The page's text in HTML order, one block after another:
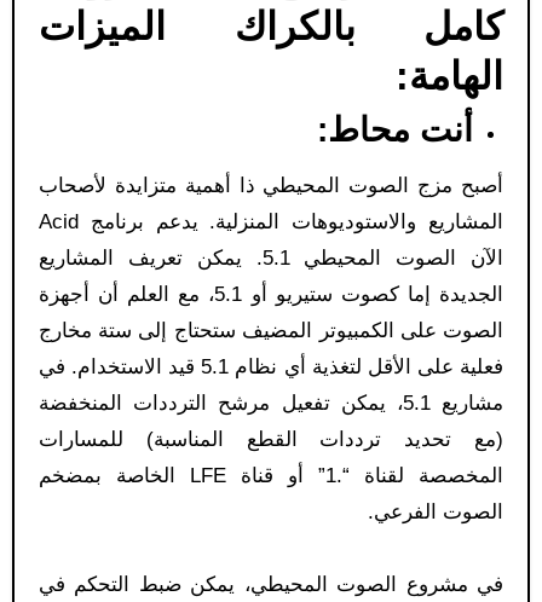
كامل بالكراك الميزات
الهامة:
أنت محاط:
أصبح مزج الصوت المحيطي ذا أهمية متزايدة لأصحاب
المشاريع والاستوديوهات المنزلية. يدعم برنامج Acid
الآن الصوت المحيطي 5.1. يمكن تعريف المشاريع
الجديدة إما كصوت ستيريو أو 5.1، مع العلم أن أجهزة
الصوت على الكمبيوتر المضيف ستحتاج إلى ستة مخارج
فعلية على الأقل لتغذية أي نظام 5.1 قيد الاستخدام. في
مشاريع 5.1، يمكن تفعيل مرشح الترددات المنخفضة
(مع تحديد ترددات القطع المناسبة) للمسارات
المخصصة لقناة “.1” أو قناة LFE الخاصة بمضخم
الصوت الفرعي.
في مشروع الصوت المحيطي، يمكن ضبط التحكم في